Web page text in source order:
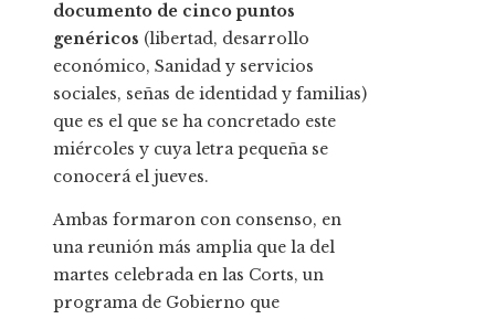
documento de cinco puntos
genéricos (libertad, desarrollo
económico, Sanidad y servicios
sociales, señas de identidad y familias)
que es el que se ha concretado este
miércoles y cuya letra pequeña se
conocerá el jueves.
Ambas formaron con consenso, en
una reunión más amplia que la del
martes celebrada en las Corts, un
programa de Gobierno que